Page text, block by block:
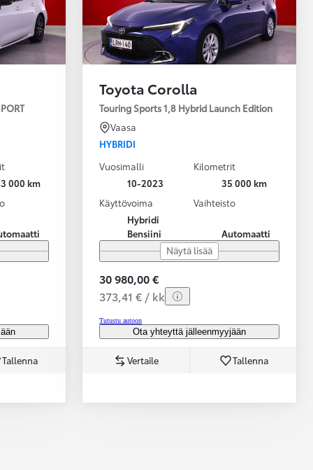
000 km
Tallenna
Toyota Corolla
Touring Sports 1,8 Hybrid Launch Edition
Vaasa
HYBRIDI
Vuosimalli
10-2023
Kilometrit
35 000 km
Käyttövoima
Hybridi
Bensiini
Vaihteisto
Automaatti
Näytä lisää
30 980,00 €
373,41 € / kk
Tutustu autoon
Ota yhteyttä jälleenmyyjään
Vertaile Tallenna